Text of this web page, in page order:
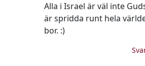
Alla i Israel är väl inte
är spridda runt hela
bor. :)